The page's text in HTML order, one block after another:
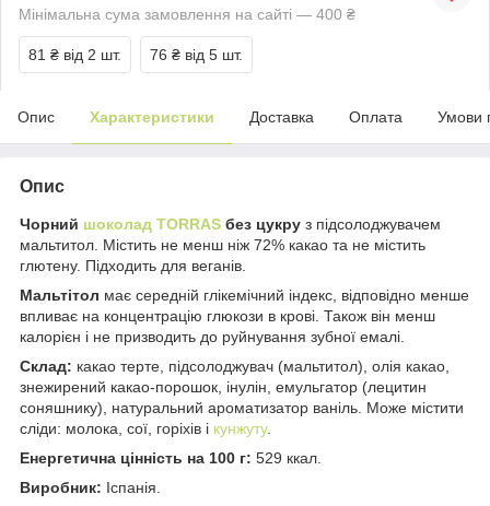
Мінімальна сума замовлення на сайті — 400 ₴
81 ₴ від 2 шт. 76 ₴ від 5 шт.
Опис Характеристики Доставка Оплата Умови
Опис
Чорний шоколад TORRAS без цукру з підсолоджувачем
мальтитол. Містить не менш ніж 72% какао та не містить
глютену. Підходить для веганів.
Мальтітол має середній глікемічний індекс, відповідно менше
впливає на концентрацію глюкози в крові. Також він менш
калорієн і не призводить до руйнування зубної емалі.
Склад: какао терте, підсолоджувач (мальтитол), олія какао,
знежирений какао-порошок, інулін, емульгатор (лецитин
соняшнику), натуральний ароматизатор ваніль. Може містити
сліди: молока, сої, горіхів і кунжуту.
Енергетична цінність на 100 г: 529 ккал.
Виробник: Іспанія.